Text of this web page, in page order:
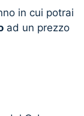
in cui potrai
ad un prezzo